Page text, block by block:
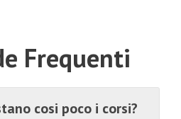
Frequenti
cosi poco i corsi?